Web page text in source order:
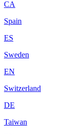
CA
Spain
ES
Sweden
EN
Switzerland
DE
Taiwan